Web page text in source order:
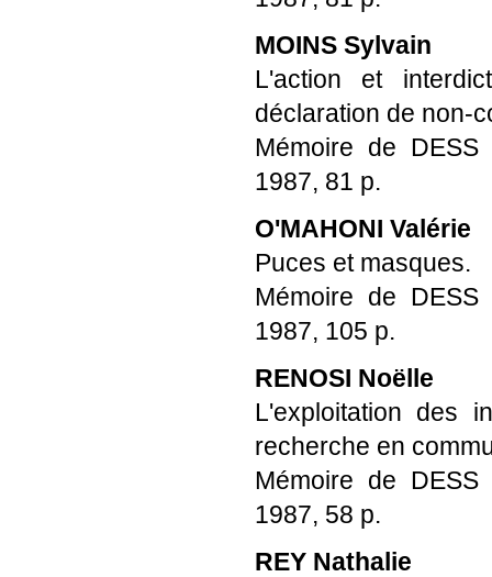
MOINS Sylvain
L'action et
déclaration de non-
Mémoire de DESS
1987, 81 p.
O'MAHONI Valérie
Puces et masques.
Mémoire de DESS
1987, 105 p.
RENOSI Noëlle
L'exploitation des
recherche en
Mémoire de DESS
1987, 58 p.
REY Nathalie